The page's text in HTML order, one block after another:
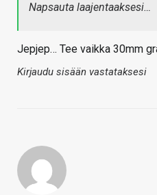
Napsauta laajentaaksesi…
Jepjep… Tee vaikka 30mm
Kirjaudu sisään vastataksesi